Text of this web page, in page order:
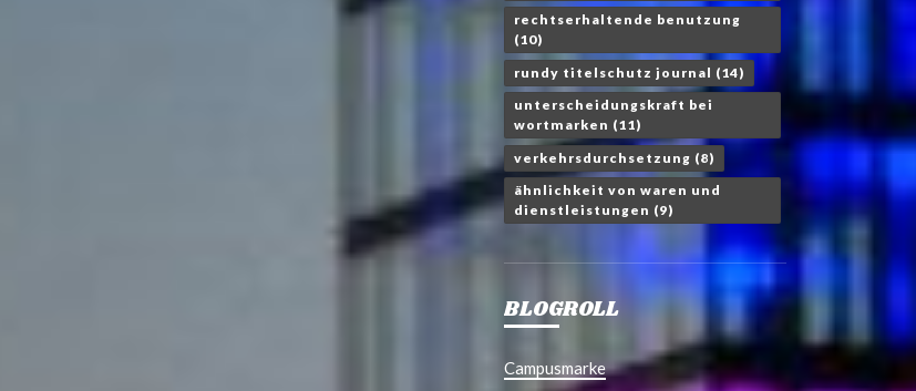
rechtserhaltende benutzung
(10)
rundy titelschutz journal (14)
unterscheidungskraft bei
wortmarken (11)
verkehrsdurchsetzung (8)
ähnlichkeit von waren und
dienstleistungen (9)
BLOGROLL
Campusmarke